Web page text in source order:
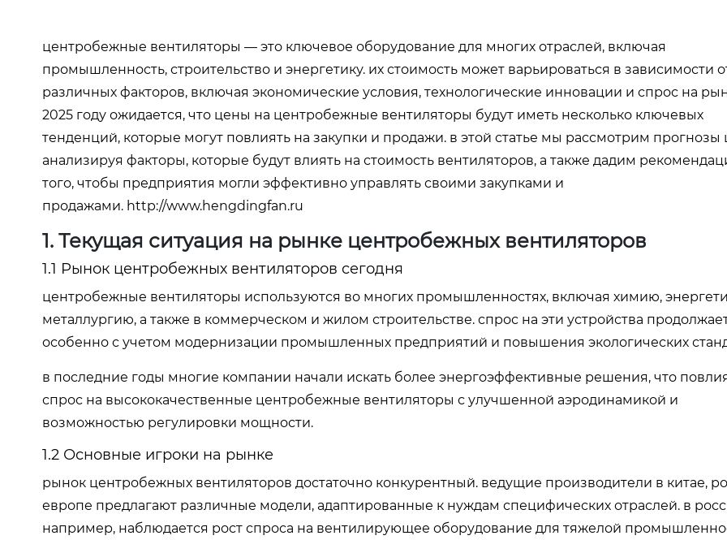
центробежные вентиляторы — это ключевое оборудование для многих отраслей, включая
промышленность, строительство и энергетику. их стоимость может варьироваться в зависимости
различных факторов, включая экономические условия, технологические инновации и спрос на
2025 году ожидается, что цены на центробежные вентиляторы будут иметь несколько ключевых
тенденций, которые могут повлиять на закупки и продажи. в этой статье мы рассмотрим прогнозы
анализируя факторы, которые будут влиять на стоимость вентиляторов, а также дадим
того, чтобы предприятия могли эффективно управлять своими закупками и
продажами. http://www.hengdingfan.ru
1. Текущая ситуация на рынке центробежных вентиляторов
1.1 Рынок центробежных вентиляторов сегодня
центробежные вентиляторы используются во многих промышленностях, включая химию,
металлургию, а также в коммерческом и жилом строительстве. спрос на эти устройства
особенно с учетом модернизации промышленных предприятий и повышения экологических
в последние годы многие компании начали искать более энергоэффективные решения, что
спрос на высококачественные центробежные вентиляторы с улучшенной аэродинамикой и
возможностью регулировки мощности.
1.2 Основные игроки на рынке
рынок центробежных вентиляторов достаточно конкурентный. ведущие производители в китае,
европе предлагают различные модели, адаптированные к нуждам специфических отраслей. в
например, наблюдается рост спроса на вентилирующее оборудование для тяжелой